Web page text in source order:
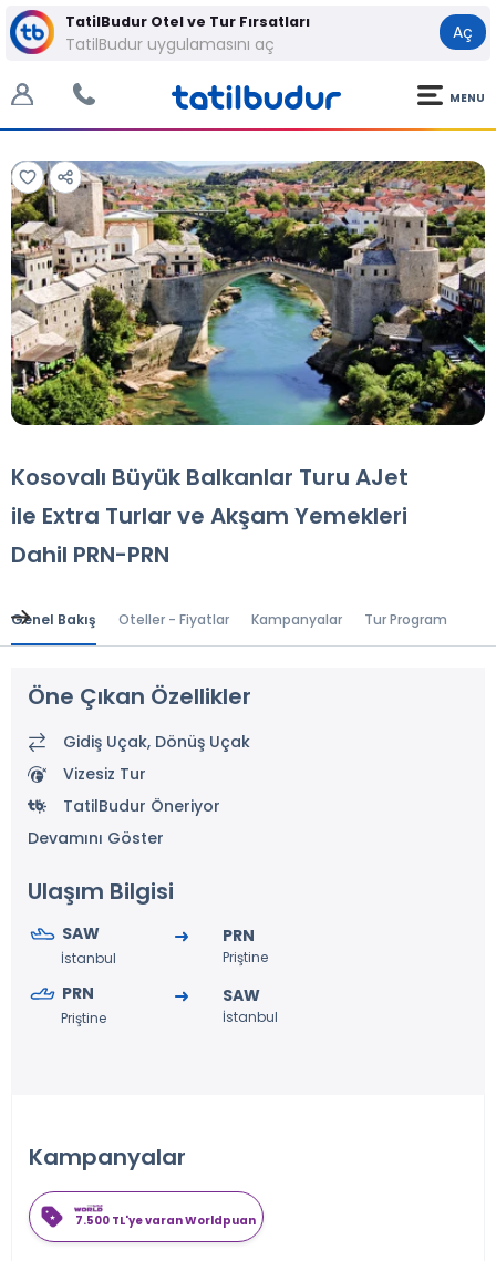
TatilBudur Otel ve Tur Fırsatları
TatilBudur uygulamasını aç
Aç
MENU
Tüm Fotoğraflar
Kosovalı Büyük Balkanlar Turu AJet
ile Extra Turlar ve Akşam Yemekleri
Dahil PRN-PRN
Genel Bakış Oteller - Fiyatlar Kampanyalar Tur Programı
Öne Çıkan Özellikler
Gidiş Uçak, Dönüş Uçak
Vizesiz Tur
TatilBudur Öneriyor
Devamını Göster
Ulaşım Bilgisi
SAW
İstanbul
PRN
Priştine
PRN
Priştine
SAW
İstanbul
Kampanyalar
7.500 TL'ye varan Worldpuan